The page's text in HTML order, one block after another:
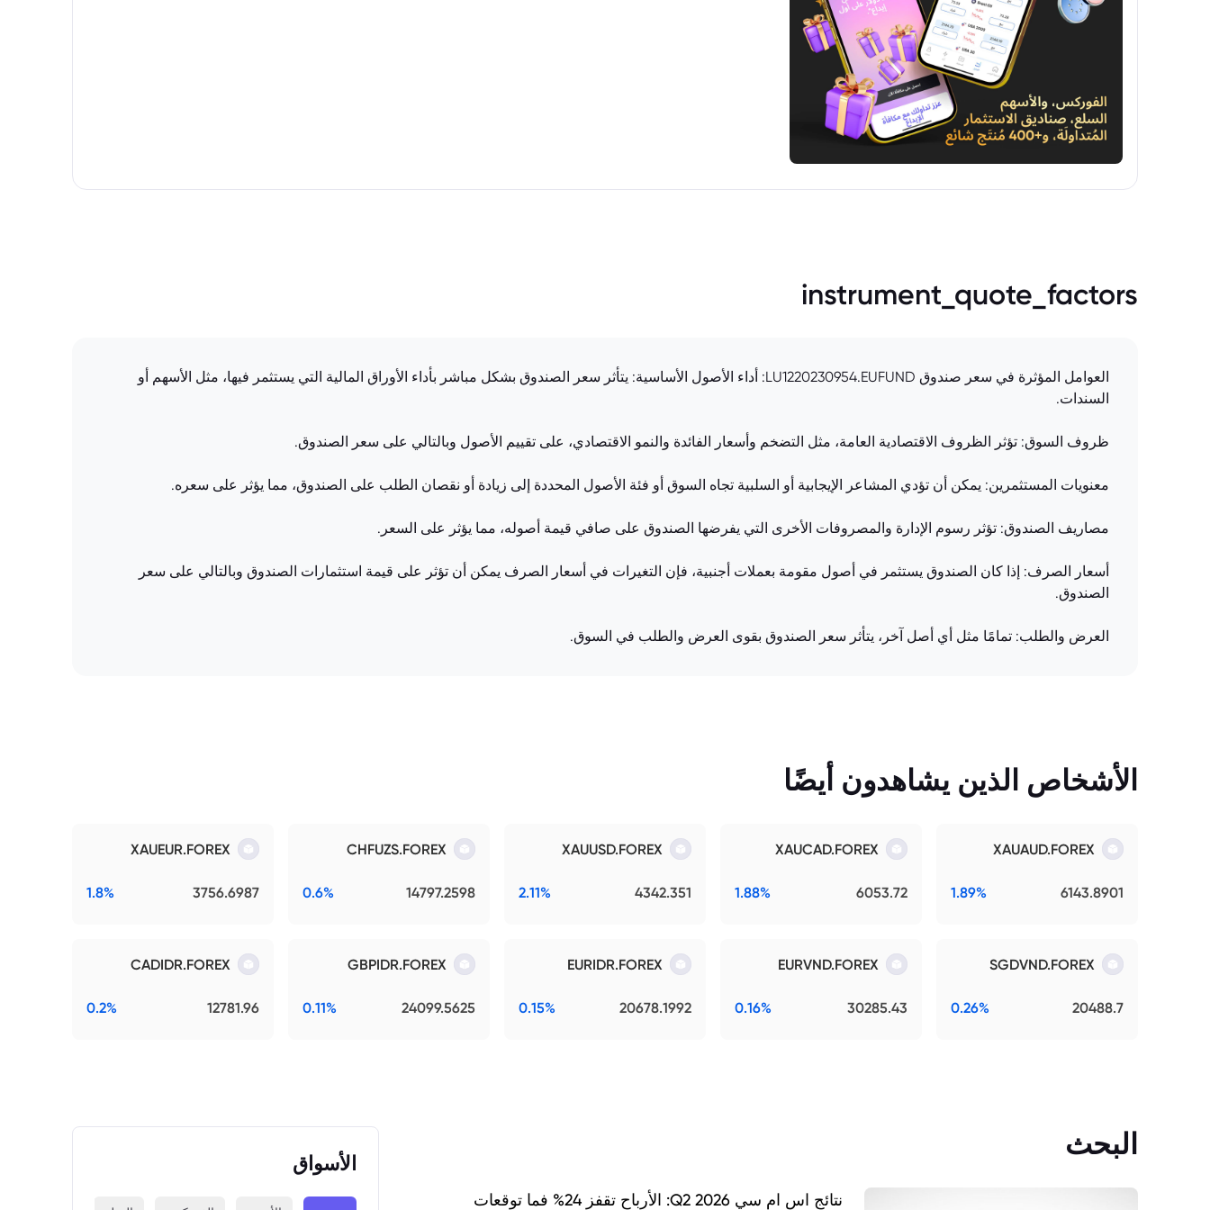
instrument_quote_factors
العوامل المؤثرة في سعر صندوق LU1220230954.EUFUND: أداء الأصول الأساسية: يتأثر سعر الصندوق بشكل مباشر بأداء الأوراق المالية التي يستثمر فيها، مثل الأسهم أو
السندات.
ظروف السوق: تؤثر الظروف الاقتصادية العامة، مثل التضخم وأسعار الفائدة والنمو الاقتصادي، على تقييم الأصول وبالتالي على سعر الصندوق.
معنويات المستثمرين: يمكن أن تؤدي المشاعر الإيجابية أو السلبية تجاه السوق أو فئة الأصول المحددة إلى زيادة أو نقصان الطلب على الصندوق، مما يؤثر على سعره.
مصاريف الصندوق: تؤثر رسوم الإدارة والمصروفات الأخرى التي يفرضها الصندوق على صافي قيمة أصوله، مما يؤثر على السعر.
أسعار الصرف: إذا كان الصندوق يستثمر في أصول مقومة بعملات أجنبية، فإن التغيرات في أسعار الصرف يمكن أن تؤثر على قيمة استثمارات الصندوق وبالتالي على سعر
الصندوق.
العرض والطلب: تمامًا مثل أي أصل آخر، يتأثر سعر الصندوق بقوى العرض والطلب في السوق.
الأشخاص الذين يشاهدون أيضًا
XAUAUD.FOREX
6143.8901
1.89%
XAUCAD.FOREX
6053.72
1.88%
XAUUSD.FOREX
4342.351
2.11%
CHFUZS.FOREX
14797.2598
0.6%
XAUEUR.FOREX
3756.6987
1.8%
SGDVND.FOREX
20488.7
0.26%
EURVND.FOREX
30285.43
0.16%
EURIDR.FOREX
20678.1992
0.15%
GBPIDR.FOREX
24099.5625
0.11%
CADIDR.FOREX
12781.96
0.2%
البحث
نتائج اس ام سي Q2 2026: الأرباح تقفز 24% فما توقعات
الأسواق